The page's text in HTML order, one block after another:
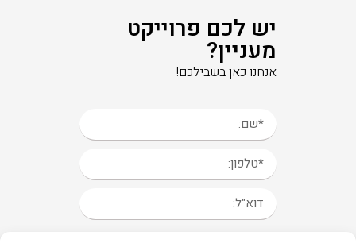
יש לכם פרוייקט
מעניין?
אנחנו כאן בשבילכם!